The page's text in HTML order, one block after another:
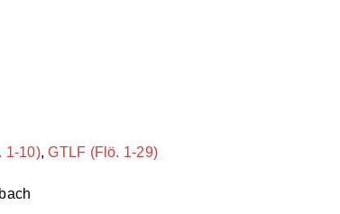
1-10),GTLF (Flö. 1-29)